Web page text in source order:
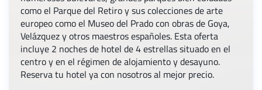
como el Parque del Retiro y sus colecciones de arte
europeo como el Museo del Prado con obras de Goya,
Velázquez y otros maestros españoles. Esta oferta
incluye 2 noches de hotel de 4 estrellas situado en el
centro y en el régimen de alojamiento y desayuno.
Reserva tu hotel ya con nosotros al mejor precio.